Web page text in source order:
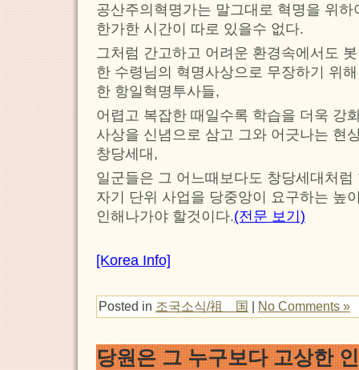
공산주의혁명가는 말그대로 혁명을 위
한가한 시간이 따로 있을수 없다.
그처럼 간고하고 어려운 환경속에서도
한 수령님의 혁명사상으로 무장하기 위
한 항일혁명투사들,
어렵고 복잡한 때일수록 학습을 더욱 강
사상을 신념으로 삼고 그와 어긋나는 현
창당세대,
일군들은 그 어느때보다도 창당세대처
자기 단위 사업을 당중앙이 요구하는 높
인해나가야 할것이다.(전문 보기)
[Korea Info]
Posted in 조국소식/祖 国 | No Comments »
당원은 그 누구보다 고상한